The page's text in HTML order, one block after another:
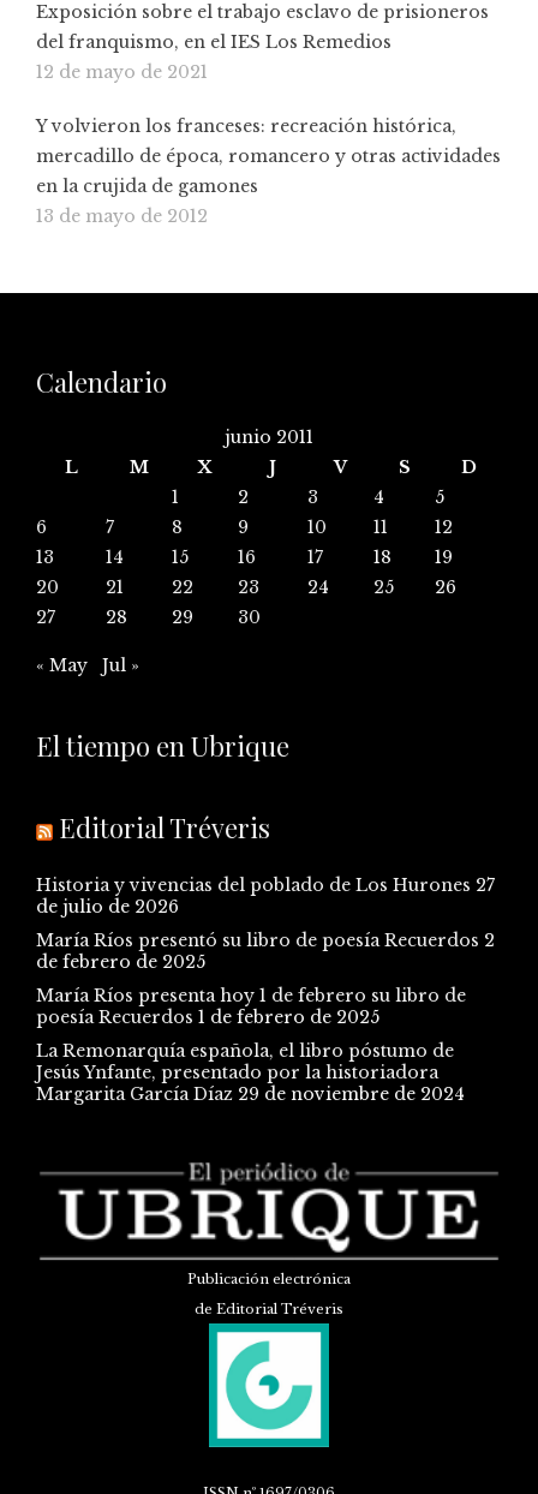
Exposición sobre el trabajo esclavo de prisioneros
del franquismo, en el IES Los Remedios
12 de mayo de 2021
Y volvieron los franceses: recreación histórica,
mercadillo de época, romancero y otras actividades
en la crujida de gamones
13 de mayo de 2012
Calendario
junio 2011
L
M X J V S
D
1
2 3 4
5
6
7 8 9 10 11
12
13
14 15 16 17 18
19
20
21 22 23 24 25
26
27
28 29 30
« May Jul »
El tiempo en Ubrique
Editorial Tréveris
Historia y vivencias del poblado de Los Hurones 27
de julio de 2026
María Ríos presentó su libro de poesía Recuerdos 2
de febrero de 2025
María Ríos presenta hoy 1 de febrero su libro de
poesía Recuerdos 1 de febrero de 2025
La Remonarquía española, el libro póstumo de
Jesús Ynfante, presentado por la historiadora
Margarita García Díaz 29 de noviembre de 2024
Publicación electrónica
de Editorial Tréveris